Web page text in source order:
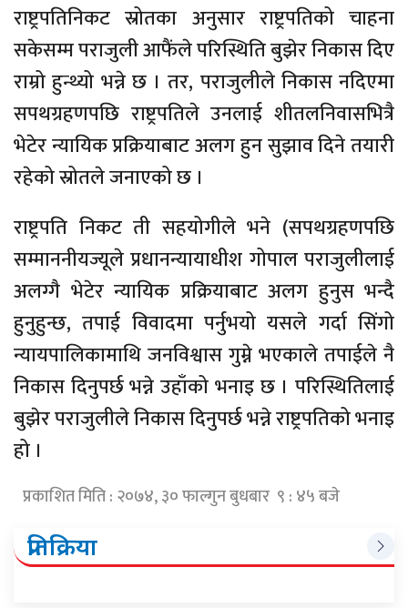
राष्ट्रपतिनिकट स्रोतका अनुसार राष्ट्रपतिको चाहना
सकेसम्म पराजुली आफैंले परिस्थिति बुझेर निकास दिए
राम्रो हुन्थ्यो भन्ने छ । तर, पराजुलीले निकास नदिएमा
सपथग्रहणपछि राष्ट्रपतिले उनलाई शीतलनिवासभित्रै
भेटेर न्यायिक प्रक्रियाबाट अलग हुन सुझाव दिने तयारी
रहेको स्रोतले जनाएको छ ।
राष्ट्रपति निकट ती सहयोगीले भने (सपथग्रहणपछि
सम्माननीयज्यूले प्रधानन्यायाधीश गोपाल पराजुलीलाई
अलग्गै भेटेर न्यायिक प्रक्रियाबाट अलग हुनुस भन्दै
हुनुहुन्छ, तपाई विवादमा पर्नुभयो यसले गर्दा सिंगो
न्यायपालिकामाथि जनविश्वास गुम्ने भएकाले तपाईले नै
निकास दिनुपर्छ भन्ने उहाँको भनाइ छ । परिस्थितिलाई
बुझेर पराजुलीले निकास दिनुपर्छ भन्ने राष्ट्रपतिको भनाइ
हो ।
प्रकाशित मिति : २०७४, ३० फाल्गुन बुधबार ९ : ४५ बजे
प्रतिक्रिया